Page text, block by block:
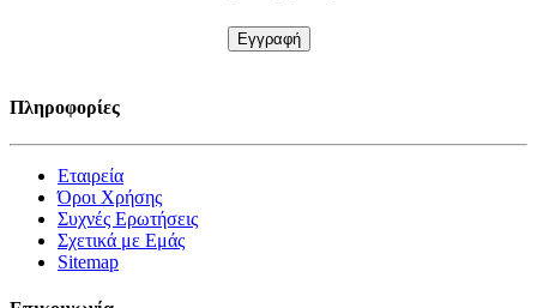
Πληροφορίες
Εταιρεία
Όροι Χρήσης
Συχνές Ερωτήσεις
Σχετικά με Εμάς
Sitemap